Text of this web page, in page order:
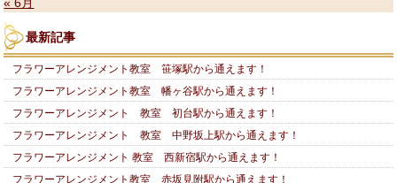
最新記事
フラワーアレンジメント教室 笹塚駅から通えます！
フラワーアレンジメント教室 幡ヶ谷駅から通えます！
フラワーアレンジメント 教室 初台駅から通えます！
フラワーアレンジメント 教室 中野坂上駅から通えます！
フラワーアレンジメント 教室 西新宿駅から通えます！
フラワーアレンジメント教室 赤坂見附駅から通えます！